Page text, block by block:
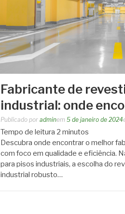
Fabricante de
industrial: onde
Publicado por adminem 5 de janeiro de 2024
Tempo de leitura 2 minutos
Descubra onde encontrar o melhor
com foco em qualidade e eficiência.
para pisos industriais, a escolha do
industrial robusto…